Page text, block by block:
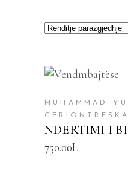
SHTOJE
MUHAMMAD
GERIONTRESKA
NDERTIMI I
750.00L